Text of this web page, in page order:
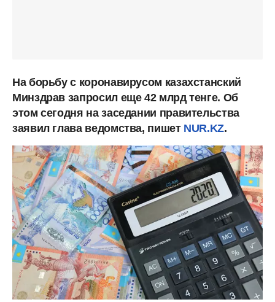
На борьбу с коронавирусом казахстанский
Минздрав запросил еще 42 млрд тенге. Об
этом сегодня на заседании правительства
заявил глава ведомства, пишетNUR.KZ.